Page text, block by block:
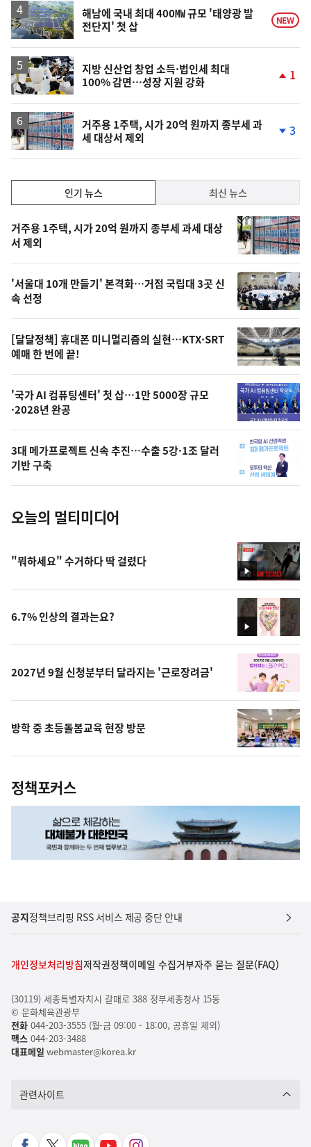
승
해남에 국내 최대 400㎿ 규모 '태양광 발
전단지' 첫 삽
NEW
지방 신산업 창업 소득·법인세 최대
100% 감면…성장 지원 강화
계
1
거주용 1주택, 시가 20억 원까지 종부세 과
세 대상서 제외
계
락
3
기,
최
신,
오
늘
의
영
상
오
늘
의
사
진
인기 뉴스 최신 뉴스
기
뉴
스
거주용 1주택, 시가 20억 원까지 종부세 과세 대상
서 제외
'서울대 10개 만들기' 본격화…거점 국립대 3곳 신
속 선정
[달달정책] 휴대폰 미니멀리즘의 실현…KTX·SRT
예매 한 번에 끝!
'국가 AI 컴퓨팅센터' 첫 삽…1만 5000장 규모
·2028년 완공
3대 메가프로젝트 신속 추진…수출 5강·1조 달러
기반 구축
오늘의 멀티미디어
영
상
"뭐하세요" 수거하다 딱 걸렸다
영
상
6.7% 인상의 결과는요?
2027년 9월 신청분부터 달라지는 '근로장려금'
방학 중 초등돌봄교육 현장 방문
정책포커스
공지정책브리핑 RSS 서비스 제공 중단 안내
개인정보처리방침저작권정책이메일 수집거부자주 묻는 질문(FAQ)
(30119) 세종특별자치시 갈매로 388 정부세종청사 15동
© 문화체육관광부
전화044-203-3555 (월-금 09:00 - 18:00, 공휴일 제외)
팩스 044-203-3488
대표메일 webmaster@korea.kr
관련사이트